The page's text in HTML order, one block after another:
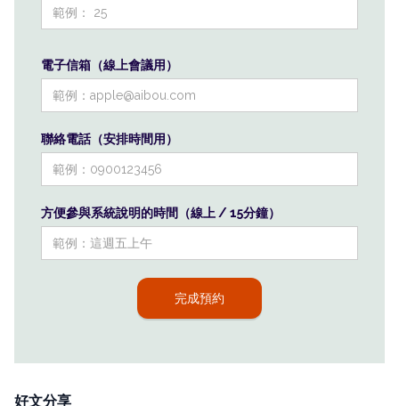
電子信箱（線上會議用）
聯絡電話（安排時間用）
方便參與系統說明的時間（線上 / 15分鐘）
好文分享